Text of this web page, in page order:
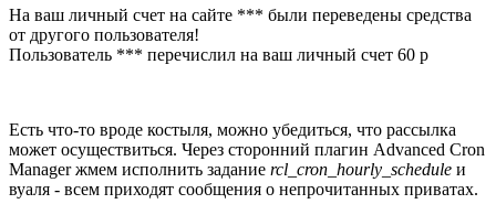
На ваш личный счет на сайте *** были переведены средства
от другого пользователя!
Пользователь *** перечислил на ваш личный счет 60 p
Есть что-то вроде костыля, можно убедиться, что рассылка
может осуществиться. Через сторонний плагин Advanced Cron
Manager жмем исполнить задание rcl_cron_hourly_schedule и
вуаля - всем приходят сообщения о непрочитанных приватах.